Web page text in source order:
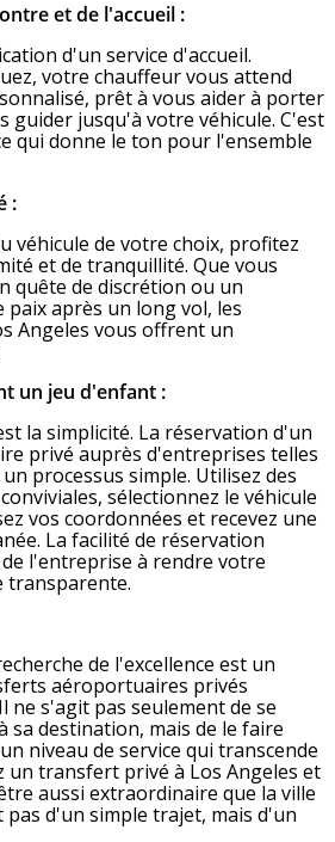
et de l'accueil :
d'un service d'accueil.
votre chauffeur vous attend
prêt à vous aider à porter
guider jusqu'à votre véhicule. C'est
qui donne le ton pour l'ensemble
:
véhicule de votre choix, profitez
et de tranquillité. Que vous
quête de discrétion ou un
paix après un long vol, les
Angeles vous offrent un
un jeu d'enfant :
la simplicité. La réservation d'un
privé auprès d'entreprises telles
processus simple. Utilisez des
sélectionnez le véhicule
vos coordonnées et recevez une
La facilité de réservation
l'entreprise à rendre votre
transparente.
de l'excellence est un
aéroportuaires privés
ne s'agit pas seulement de se
sa destination, mais de le faire
niveau de service qui transcende
un transfert privé à Los Angeles et
aussi extraordinaire que la ville
pas d'un simple trajet, mais d'un